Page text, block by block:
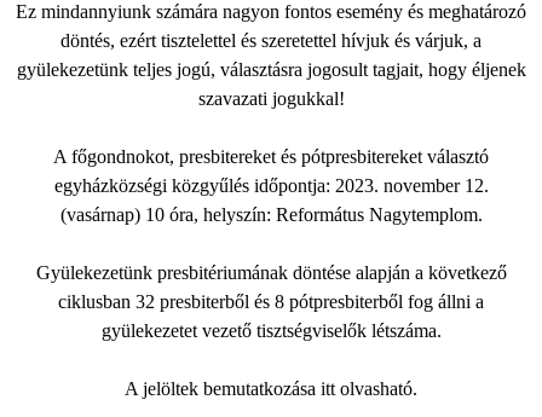
Ez mindannyiunk számára nagyon fontos esemény és meghatározó
döntés, ezért tisztelettel és szeretettel hívjuk és várjuk, a
gyülekezetünk teljes jogú, választásra jogosult tagjait, hogy éljenek
szavazati jogukkal!
A főgondnokot, presbitereket és pótpresbitereket választó
egyházközségi közgyűlés időpontja: 2023. november 12.
(vasárnap) 10 óra, helyszín: Református Nagytemplom.
Gyülekezetünk presbitériumának döntése alapján a következő
ciklusban 32 presbiterből és 8 pótpresbiterből fog állni a
gyülekezetet vezető tisztségviselők létszáma.
A jelöltek bemutatkozása itt olvasható.